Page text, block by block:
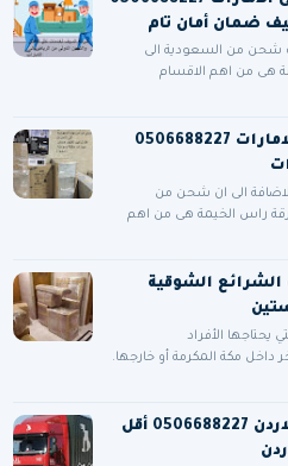
ضمان أمان تام
شحن من السعودية الى
هى من اهم الاقسام
شركة نقل عفش من جدة الى الامارات 0506688227
الى ان شحن من
راس الخيمة هى من اهم
الشوقية
الأفراد
داخل مكة المكرمة أو خارجها.
شركة نقل عفش من جدة الى الاردن 0506688227 أقل